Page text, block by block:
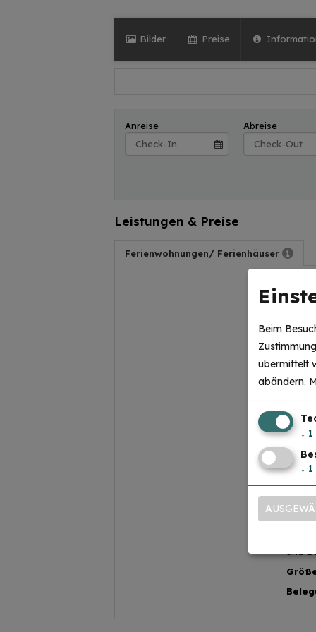
Bilder Preise
Anreise Abreise
Leistungen & Preise
Ferienwohnungen/ Ferienhäuser 1
heute
Ein
Ein
10€
und
Beim
übermittelt
abändern.
↓ 1
↓ 1